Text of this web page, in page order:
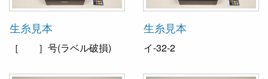
生糸見本
［ ］号(ラベル破損)
生糸見本
イ-32-2